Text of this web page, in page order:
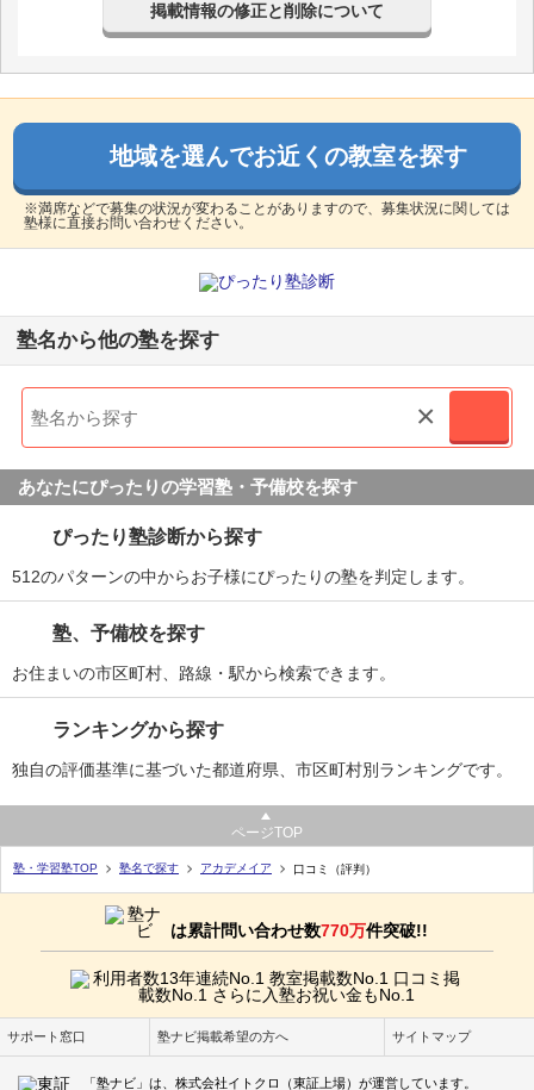
掲載情報の修正と削除について
地域を選んでお近くの教室を探す
※満席などで募集の状況が変わることがありますので、募集状況に関しては
塾様に直接お問い合わせください。
塾名から他の塾を探す
×
あなたにぴったりの学習塾・予備校を探す
ぴったり塾診断から探す
512のパターンの中からお子様にぴったりの塾を判定します。
塾、予備校を探す
お住まいの市区町村、路線・駅から検索できます。
ランキングから探す
独自の評価基準に基づいた都道府県、市区町村別ランキングです。
ページTOP
塾・学習塾TOP 塾名で探す アカデメイア 口コミ（評判）
は累計問い合わせ数770万件突破!!
サポート窓口 塾ナビ掲載希望の方へ サイトマップ
「塾ナビ」は、株式会社イトクロ（東証上場）が運営しています。